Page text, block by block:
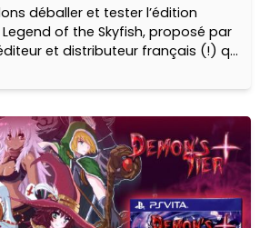
déballer et tester l’édition
of the Skyfish, proposé par
éditeur et distributeur français (!) qui
depuis 2018 une très belle